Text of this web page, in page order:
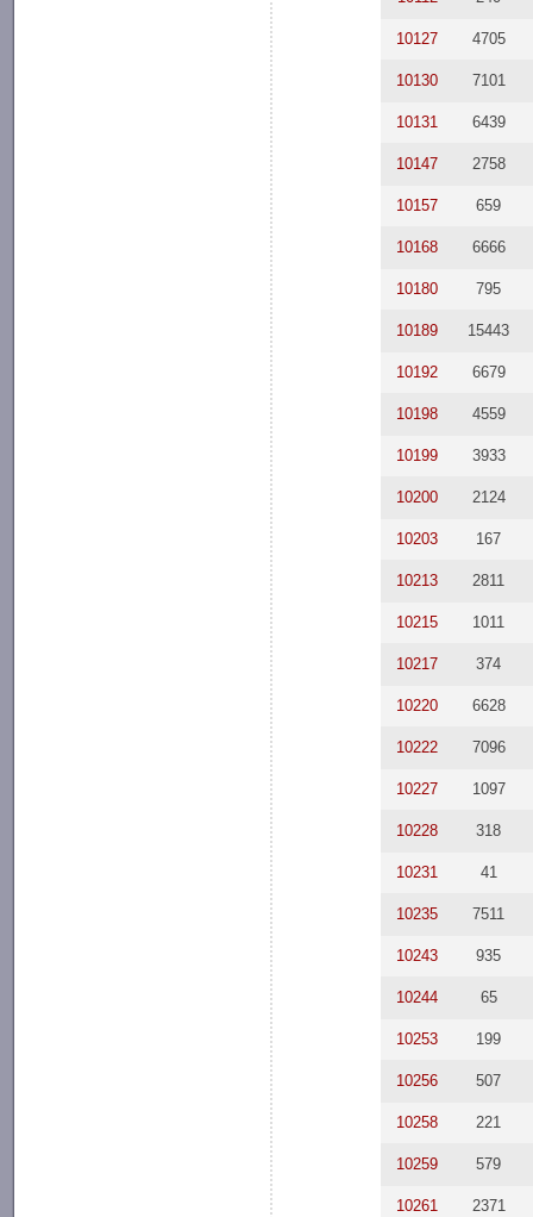
10127 4705
10130 7101
10131 6439
10147 2758
10157 659
10168 6666
10180 795
10189 15443
10192 6679
10198 4559
10199 3933
10200 2124
10203 167
10213 2811
10215 1011
10217 374
10220 6628
10222 7096
10227 1097
10228 318
10231 41
10235 7511
10243 935
10244 65
10253 199
10256 507
10258 221
10259 579
10261 2371